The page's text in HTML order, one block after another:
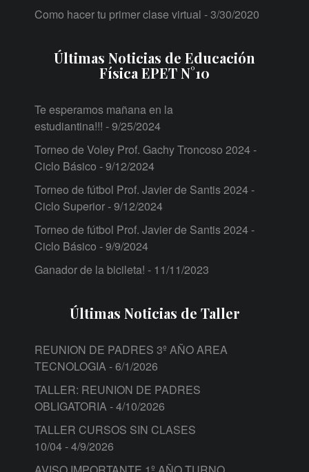
Como hacer tu primer clase virtual - 3/30/2020
Últimas Noticias de Educación
Física EPET N°10
Te esperamos mañana en la
estudiantina!!! - 9/25/2024
Torneo de Voley Prof. Gachy Troncoso 2024 -
Ciclo Básico - 9/12/2024
Torneo de fútbol Prof. Javier de Santis 2024 -
Ciclo Superior- 9/12/2024
Torneo de fútbol Prof. Javier de Santis 2024 -
Ciclo Básico - 9/9/2024
Ganador de la bicileta! - 11/11/2023
Últimas Noticias de Taller
REUNION DE PADRES 3º AÑO AREA
TECNOLOGIA- 6/1/2026
TALLER: REUNION DE PADRES
OBLIGATORIA- 4/10/2026
TALLER CURSOS SIN CLASES
10/04- 4/9/2026